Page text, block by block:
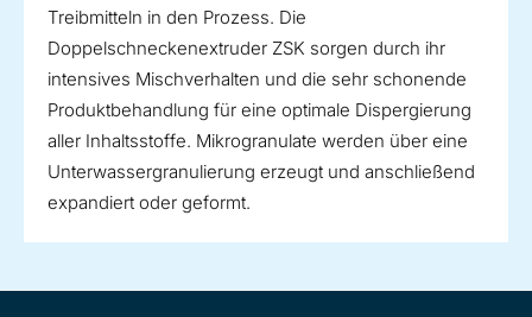
Treibmitteln in den Prozess. Die
Doppelschneckenextruder ZSK sorgen durch ihr
intensives Mischverhalten und die sehr schonende
Produktbehandlung für eine optimale Dispergierung
aller Inhaltsstoffe. Mikrogranulate werden über eine
Unterwassergranulierung erzeugt und anschließend
expandiert oder geformt.